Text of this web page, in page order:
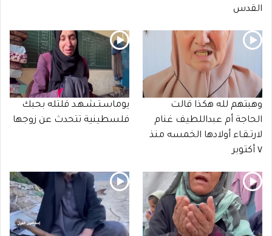
القدس
وهبتهم لله هكذا قالت
الحاجة أم عبداللطيف غنام
لارتـقـاء أولادها الخمسه منذ
٧ أكتوبر
يوماسـتـشـهـد قلتله بحبك
فلسطينية تتحدث عن زوجها